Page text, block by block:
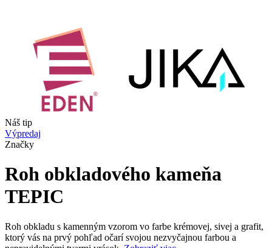
Náš tip
Výpredaj
Značky
Roh obkladového kameňa
TEPIC
Roh obkladu s kamenným vzorom vo farbe krémovej, sivej a grafit,
ktorý vás na prvý pohľad očarí svojou nezvyčajnou farbou a